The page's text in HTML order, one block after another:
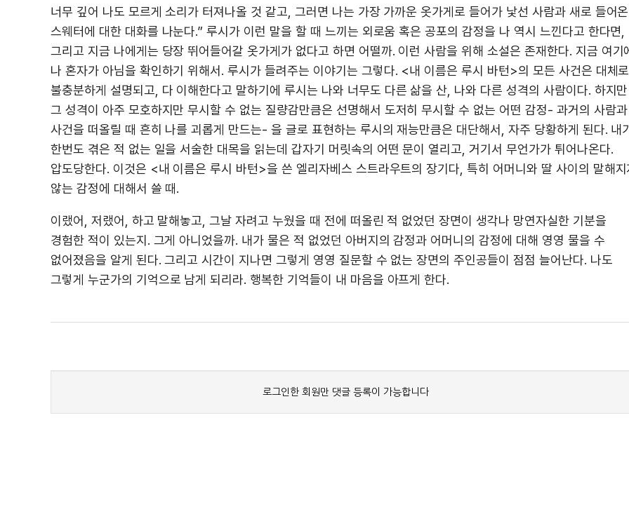
너무 깊어 나도 모르게 소리가 터져나올 것 같고, 그러면 나는 가장 가까운 옷가게로 들어가 낯선 사람과 새로 들어온
스웨터에 대한 대화를 나눈다.” 루시가 이런 말을 할 때 느끼는 외로움 혹은 공포의 감정을 나 역시 느낀다고 한다면,
그리고 지금 나에게는 당장 뛰어들어갈 옷가게가 없다고 하면 어떨까. 이런 사람을 위해 소설은 존재한다. 지금 여기
나 혼자가 아님을 확인하기 위해서. 루시가 들려주는 이야기는 그렇다. <내 이름은 루시 바턴>의 모든 사건은 대체로
불충분하게 설명되고, 다 이해한다고 말하기에 루시는 나와 너무도 다른 삶을 산, 나와 다른 성격의 사람이다. 하지만
그 성격이 아주 모호하지만 무시할 수 없는 질량감만큼은 선명해서 도저히 무시할 수 없는 어떤 감정- 과거의 사람과
사건을 떠올릴 때 흔히 나를 괴롭게 만드는- 을 글로 표현하는 루시의 재능만큼은 대단해서, 자주 당황하게 된다. 내
한번도 겪은 적 없는 일을 서술한 대목을 읽는데 갑자기 머릿속의 어떤 문이 열리고, 거기서 무언가가 튀어나온다.
압도당한다. 이것은 <내 이름은 루시 바턴>을 쓴 엘리자베스 스트라우트의 장기다, 특히 어머니와 딸 사이의 말해지
않는 감정에 대해서 쓸 때.
이랬어, 저랬어, 하고 말해놓고, 그날 자려고 누웠을 때 전에 떠올린 적 없었던 장면이 생각나 망연자실한 기분을
경험한 적이 있는지. 그게 아니었을까. 내가 물은 적 없었던 아버지의 감정과 어머니의 감정에 대해 영영 물을 수
없어졌음을 알게 된다. 그리고 시간이 지나면 그렇게 영영 질문할 수 없는 장면의 주인공들이 점점 늘어난다. 나도
그렇게 누군가의 기억으로 남게 되리라. 행복한 기억들이 내 마음을 아프게 한다.